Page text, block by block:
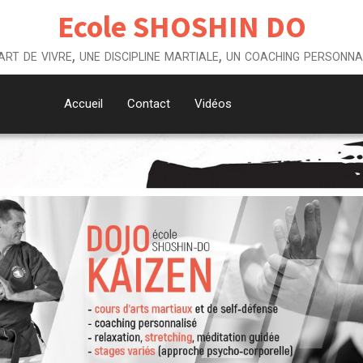
Ecole SHOSHIN DO
de vivre, une discipline martiale, un coaching
Accueil Contact Vidéos